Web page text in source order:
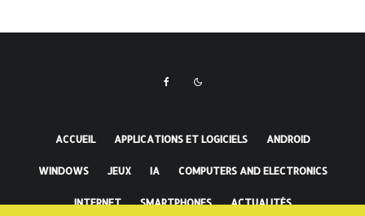
ACCUEIL APPLICATIONS ET LOGICIELS ANDROID
WINDOWS JEUX IA COMPUTERS AND ELECTRONICS
INTERNET SMARTPHONES ACTUALITÉS